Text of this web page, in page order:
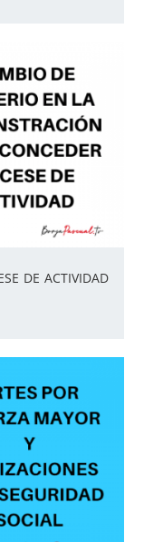
de actividad